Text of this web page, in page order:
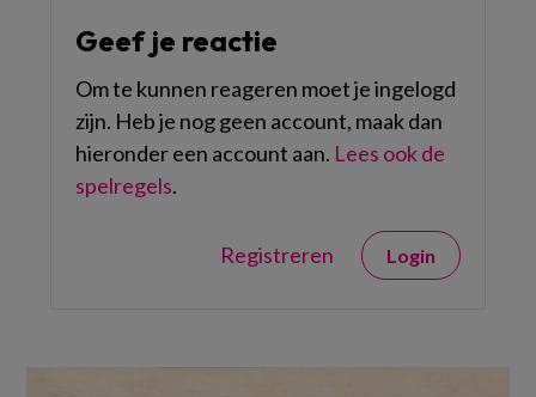
Geef je reactie
Om te kunnen reageren moet je ingelogd
zijn. Heb je nog geen account, maak dan
hieronder een account aan. Lees ook de
spelregels.
Registreren Login